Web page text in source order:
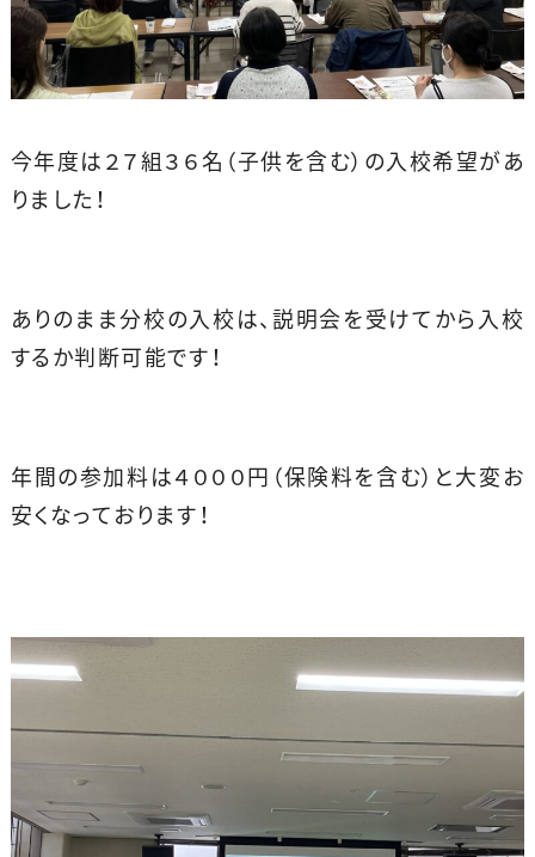
今年度は２７組３６名（子供を含む）の入校希望があ
りました！
ありのまま分校の入校は、説明会を受けてから入校
するか判断可能です！
年間の参加料は４０００円（保険料を含む）と大変お
安くなっております！